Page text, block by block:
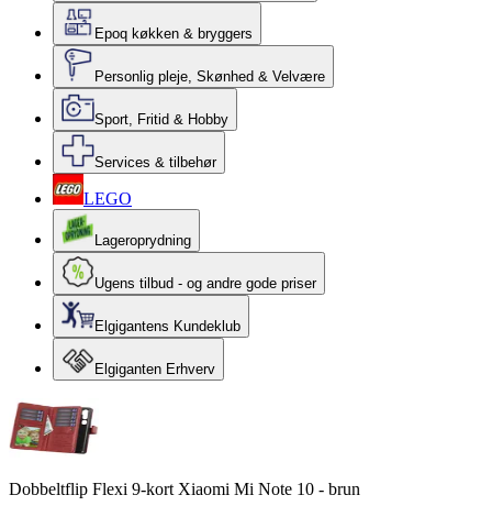
Epoq køkken & bryggers
Personlig pleje, Skønhed & Velvære
Sport, Fritid & Hobby
Services & tilbehør
LEGO
Lageroprydning
Ugens tilbud - og andre gode priser
Elgigantens Kundeklub
Elgiganten Erhverv
Dobbeltflip Flexi 9-kort Xiaomi Mi Note 10 - brun